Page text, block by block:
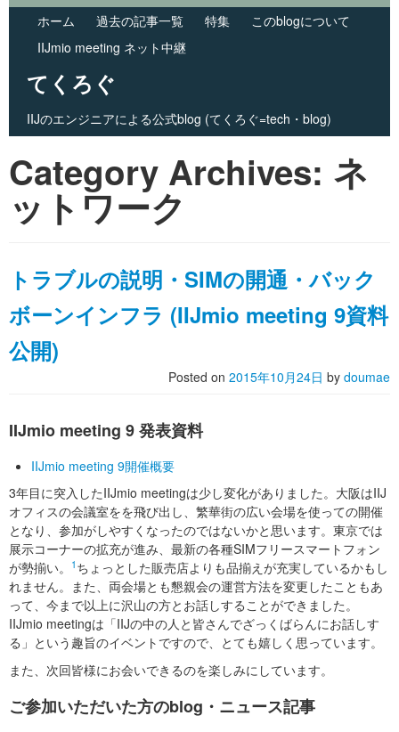
ホーム 過去の記事一覧 特集
このblogについて
IIJmio meeting ネット中継
てくろぐ
IIJのエンジニアによる公式blog (てくろぐ=tech・blog)
Main menu
Category Archives: ネ
ットワーク
トラブルの説明・SIMの開通・バック
ボーンインフラ (IIJmio meeting 9資料
公開)
Posted on 2015年10月24日 by doumae
IIJmio meeting 9 発表資料
IIJmio meeting 9開催概要
3年目に突入したIIJmio meetingは少し変化がありました。大阪はIIJ
オフィスの会議室をを飛び出し、繁華街の広い会場を使っての開催
となり、参加がしやすくなったのではないかと思います。東京では
展示コーナーの拡充が進み、最新の各種SIMフリースマートフォン
が勢揃い。
1 ちょっとした販売店よりも品揃えが充実しているかもし
れません。また、両会場とも懇親会の運営方法を変更したこともあ
って、今まで以上に沢山の方とお話しすることができました。
IIJmio meetingは「IIJの中の人と皆さんでざっくばらんにお話しす
る」という趣旨のイベントですので、とても嬉しく思っています。
また、次回皆様にお会いできるのを楽しみにしています。
ご参加いただいた方のblog・ニュース記事